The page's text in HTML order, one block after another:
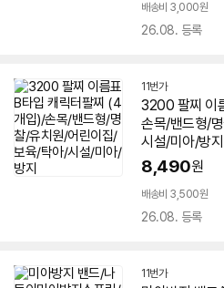
배송비 3,000원
26.08. 등록
11번가
3200 팔찌 이
손목/밴드형/
시설/미아/방지
8,490원
배송비 3,500원
26.08. 등록
11번가